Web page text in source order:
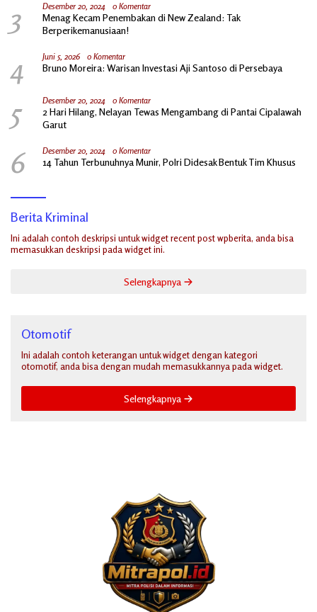
3 Desember 20, 2024 0 Komentar
Menag Kecam Penembakan di New Zealand: Tak
Berperikemanusiaan!
4 Juni 5, 2026 0 Komentar
Bruno Moreira: Warisan Investasi Aji Santoso di Persebaya
5 Desember 20, 2024 0 Komentar
2 Hari Hilang, Nelayan Tewas Mengambang di Pantai Cipalawah
Garut
6 Desember 20, 2024 0 Komentar
14 Tahun Terbunuhnya Munir, Polri Didesak Bentuk Tim Khusus
Berita Kriminal
Ini adalah contoh deskripsi untuk widget recent post wpberita, anda bisa
memasukkan deskripsi pada widget ini.
Selengkapnya
Otomotif
Ini adalah contoh keterangan untuk widget dengan kategori
otomotif, anda bisa dengan mudah memasukkannya pada widget.
Selengkapnya